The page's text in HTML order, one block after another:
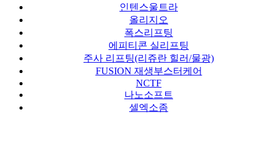
인텐스울트라
올리지오
폭스리프팅
에피티콘 실리프팅
주사 리프팅(리쥬란 힐러/물광)
FUSION 재생부스터케어
NCTF
나노소프트
셀엑소좀